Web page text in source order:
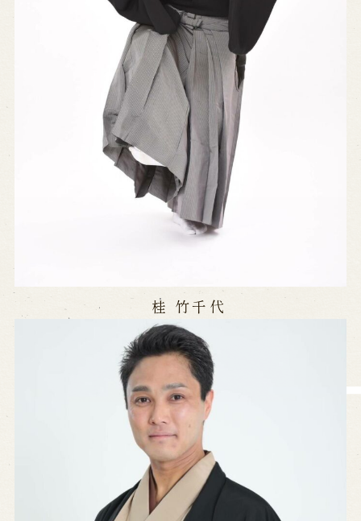
よくあるご質問
メールでお問い合わせ
お電話でお問い合わせ
WEB予約
メールフォームから予約
お電話で予約
通販サイトうずのくに
道の駅うずしお
うずの丘大鳴門橋記念館
桂 竹千代